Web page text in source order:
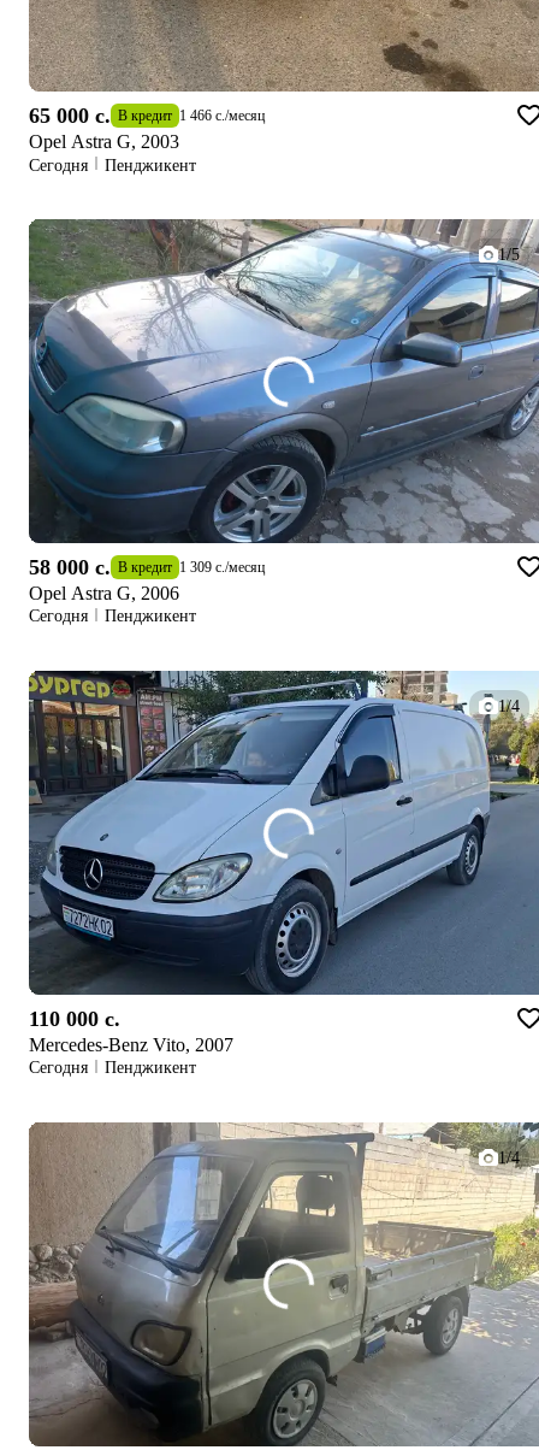
65 000 c. В кредит 1 466 c./месяц
Opel Astra G, 2003
Сегодня Пенджикент
1/5
58 000 c. В кредит 1 309 c./месяц
Opel Astra G, 2006
Сегодня Пенджикент
1/4
110 000 c.
Mercedes-Benz Vito, 2007
Сегодня Пенджикент
1/4